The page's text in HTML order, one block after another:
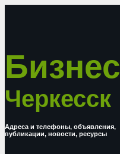
Бизнес
Черкесск
Адреса и телефоны, объявления,
публикации, новости, ресурсы